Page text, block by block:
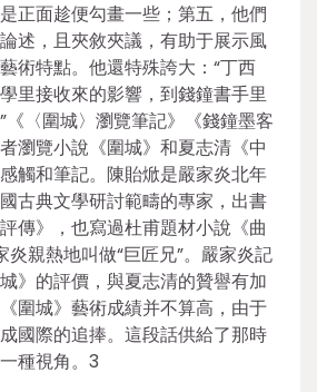
正面趁便勾畫一些；第五，他們
述，且夾敘夾議，有助于展示風
術特點。他還特殊誇大：“丁西
里接收來的影響，到錢鐘書手里
《〈圍城〉瀏覽筆記》《錢鐘墨客
瀏覽小說《圍城》和夏志清《中
觸和筆記。陳貽焮是嚴家炎北年
古典文學研討範疇的專家，出書
傳》，也寫過杜甫題材小說《曲
親熱地叫做“巨匠兄”。嚴家炎記
》的評價，與夏志清的贊譽有加
圍城》藝術成績并不算高，由于
國際的追捧。這段話供給了那時
種視角。3